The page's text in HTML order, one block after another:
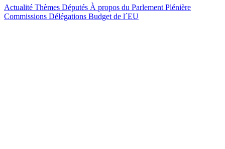
Actualité Thèmes Députés À propos du Parlement Plénière
Commissions Délégations Budget de l´EU